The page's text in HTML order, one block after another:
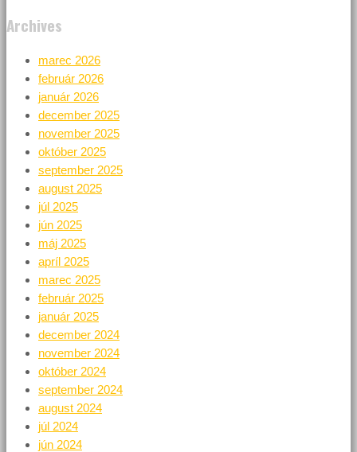
Archives
marec 2026
február 2026
január 2026
december 2025
november 2025
október 2025
september 2025
august 2025
júl 2025
jún 2025
máj 2025
apríl 2025
marec 2025
február 2025
január 2025
december 2024
november 2024
október 2024
september 2024
august 2024
júl 2024
jún 2024